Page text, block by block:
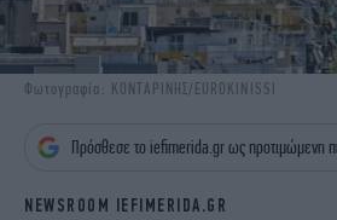
EURO
PODCAST
iOPINIONS
OSCARS
Φωτογραφία: ΚΟΝΤΑΡΙΝΗΣ/EUROKINISSI
Πρόσθεσε το iefimerida.gr ως προτιμώμενη
NEWSROOM IEFIMERIDA.GR